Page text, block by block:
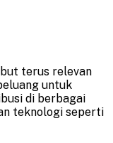
terus relevan
untuk
di berbagai
teknologi seperti